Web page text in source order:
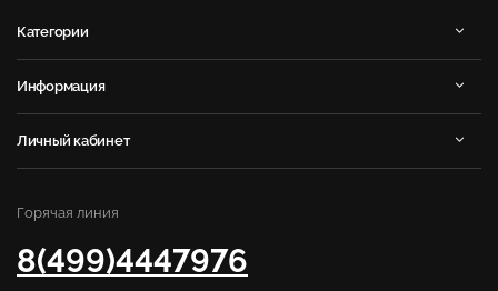
Категории
Информация
Личный кабинет
Горячая линия
8(499)4447976